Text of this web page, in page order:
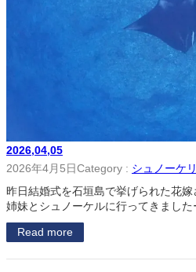
2026,04,05
2026年4月5日Category : シュノーケ
昨日結婚式を石垣島で挙げられた花
姉妹とシュノーケルに行ってきまし
Read more